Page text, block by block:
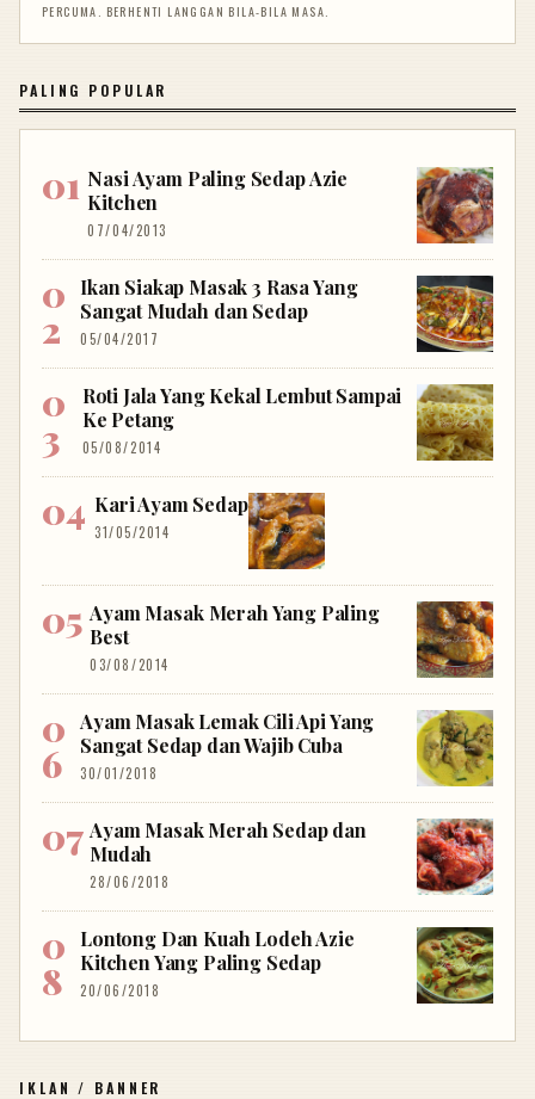
PERCUMA. BERHENTI LANGGAN BILA-BILA MASA.
PALING POPULAR
Nasi Ayam Paling Sedap Azie
Kitchen
07/04/2013
Ikan Siakap Masak 3 Rasa Yang
Sangat Mudah dan Sedap
05/04/2017
Roti Jala Yang Kekal Lembut Sampai
Ke Petang
05/08/2014
Kari Ayam Sedap
31/05/2014
Ayam Masak Merah Yang Paling
Best
03/08/2014
Ayam Masak Lemak Cili Api Yang
Sangat Sedap dan Wajib Cuba
30/01/2018
Ayam Masak Merah Sedap dan
Mudah
28/06/2018
Lontong Dan Kuah Lodeh Azie
Kitchen Yang Paling Sedap
20/06/2018
IKLAN / BANNER